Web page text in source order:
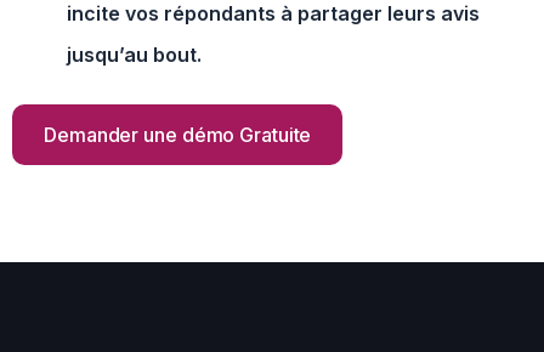
incite vos répondants à partager leurs avis
jusqu’au bout.
Demander une démo Gratuite
Demander une démo Gratuite